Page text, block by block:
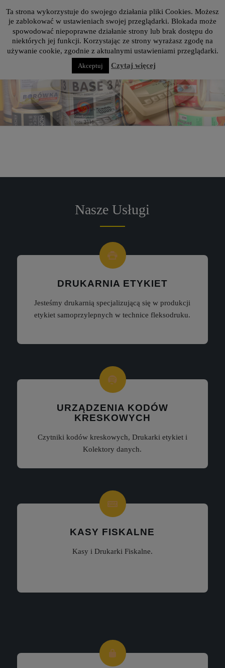
Zadzwoń: 42 637 72 62
Nasze Usługi
DRUKARNIA ETYKIET
Jesteśmy drukarnią specjalizującą się w produkcji
etykiet samoprzylepnych w technice fleksodruku.
URZĄDZENIA KODÓW
KRESKOWYCH
Czytniki kodów kreskowych, Drukarki etykiet i
Kolektory danych.
KASY FISKALNE
Kasy i Drukarki Fiskalne.
Ta strona wykorzystuje do swojego działania pliki Cookies. Możesz
je zablokować w ustawieniach swojej przeglądarki. Blokada może
spowodować niepoprawne działanie strony lub brak dostępu do
niektórych jej funkcji. Korzystając ze strony wyrażasz zgodę na
używanie cookie, zgodnie z aktualnymi ustawieniami przeglądarki.
Akceptuj Czytaj więcej